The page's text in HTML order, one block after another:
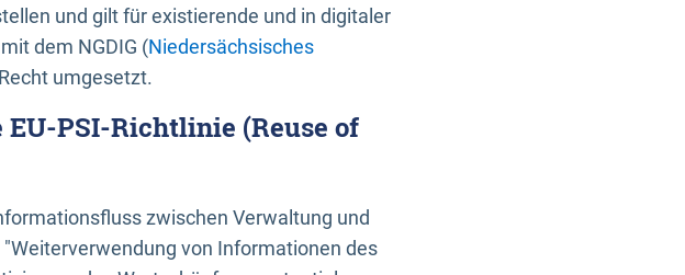
und gilt für existierende und in digitaler
dem NGDIG (Niedersächsisches
umgesetzt.
PSI-Richtlinie (Reuse of
zwischen Verwaltung und
von Informationen des